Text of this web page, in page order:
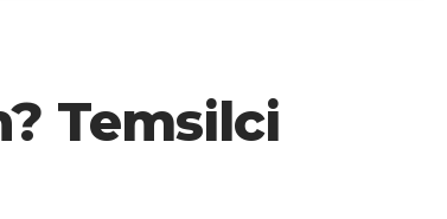
Temsilci